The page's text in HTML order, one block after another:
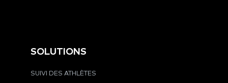
SOLUTIONS
SUIVI DES ATHLÈTES